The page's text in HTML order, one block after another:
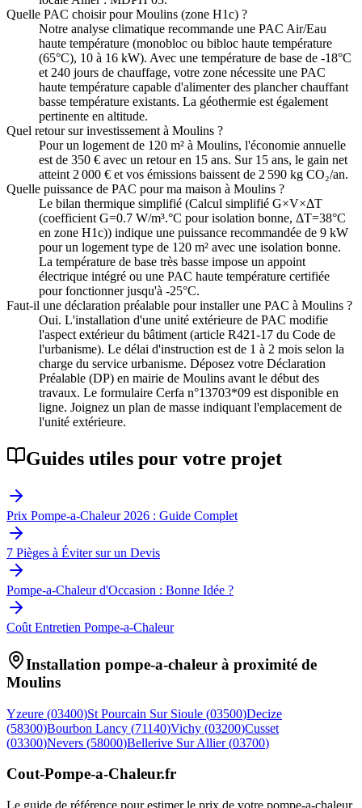
Quelle PAC choisir pour Moulins (zone H1c) ?
Notre analyse climatique recommande une PAC Air/Eau
haute température (monobloc ou bibloc haute température
(65°C), 10 à 16 kW). Avec une température de base de -18°C
et 240 jours de chauffage, votre zone nécessite une PAC
haute température capable d'alimenter des plancher chauffant
basse température existants. La géothermie est également
pertinente en altitude.
Quel retour sur investissement à Moulins ?
Pour un logement de 120 m² à Moulins, l'économie annuelle
est de 350 € avec un retour en 15 ans. Sur 15 ans, le gain net
atteint 2 000 € et vos émissions baissent de 2 590 kg CO₂/an.
Quelle puissance de PAC pour ma maison à Moulins ?
Le bilan thermique simplifié (Calcul simplifié G×V×ΔT
(coefficient G=0.7 W/m³.°C pour isolation bonne, ΔT=38°C
en zone H1c)) indique une puissance recommandée de 9 kW
pour un logement type de 120 m² avec une isolation bonne.
La température de base très basse impose un appoint
électrique intégré ou une PAC haute température certifiée
pour fonctionner jusqu'à -25°C.
Faut-il une déclaration préalable pour installer une PAC à Moulins ?
Oui. L'installation d'une unité extérieure de PAC modifie
l'aspect extérieur du bâtiment (article R421-17 du Code de
l'urbanisme). Le délai d'instruction est de 1 à 2 mois selon la
charge du service urbanisme. Déposez votre Déclaration
Préalable (DP) en mairie de Moulins avant le début des
travaux. Le formulaire Cerfa n°13703*09 est disponible en
ligne. Joignez un plan de masse indiquant l'emplacement de
l'unité extérieure.
Guides utiles pour votre projet
Prix Pompe-a-Chaleur 2026 : Guide Complet
7 Pièges à Éviter sur un Devis
Pompe-a-Chaleur d'Occasion : Bonne Idée ?
Coût Entretien Pompe-a-Chaleur
Installation pompe-a-chaleur à proximité de
Moulins
Yzeure (03400)St Pourcain Sur Sioule (03500)Decize
(58300)Bourbon Lancy (71140)Vichy (03200)Cusset
(03300)Nevers (58000)Bellerive Sur Allier (03700)
Cout-Pompe-a-Chaleur.fr
Le guide de référence pour estimer le prix de votre pompe-a-chaleur